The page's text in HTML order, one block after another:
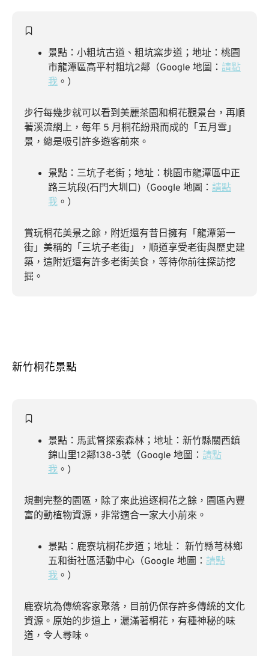
景點：小粗坑古道、粗坑窯步道；地址：桃園
市龍潭區高平村粗坑2鄰（Google 地圖： 請點
我 。）
步行每幾步就可以看到美麗茶園和桐花觀景台，再順
著溪流網上，每年 5 月桐花紛飛而成的「五月雪」
景，總是吸引許多遊客前來。
景點：三坑子老街；地址：桃園市龍潭區中正
路三坑段(石門大圳口)（Google 地圖： 請點
我 。）
賞玩桐花美景之餘，附近還有昔日擁有「龍潭第一
街」美稱的「三坑子老街」，順道享受老街與歷史建
築，這附近還有許多老街美食，等待你前往探訪挖
掘。
新竹桐花景點
景點：馬武督探索森林；地址：新竹縣關西鎮
錦山里12鄰138-3號（Google 地圖： 請點
我 。）
規劃完整的園區，除了來此追逐桐花之餘，園區內豐
富的動植物資源，非常適合一家大小前來。
景點：鹿寮坑桐花步道；地址： 新竹縣芎林鄉
五和街社區活動中心（Google 地圖： 請點
我 。）
鹿寮坑為傳統客家聚落，目前仍保存許多傳統的文化
資源。原始的步道上，灑滿著桐花，有種神秘的味
道，令人尋味。